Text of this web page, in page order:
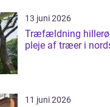
13 juni 2026
Træfældning
pleje af træer i
11 juni 2026